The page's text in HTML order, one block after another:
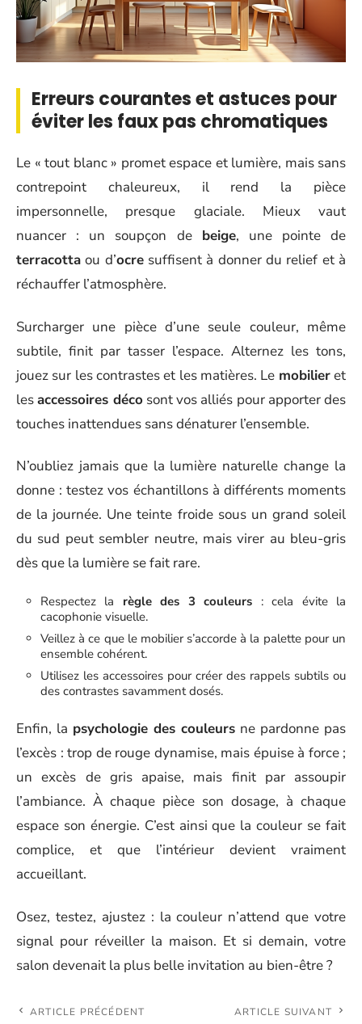
Erreurs courantes et astuces pour
éviter les faux pas chromatiques
Le « tout blanc » promet espace et lumière, mais sans
contrepoint chaleureux, il rend la pièce
impersonnelle, presque glaciale. Mieux vaut
nuancer : un soupçon de beige, une pointe de
terracotta ou d’ocresuffisent à donner du relief et à
réchauffer l’atmosphère.
Surcharger une pièce d’une seule couleur, même
subtile, finit par tasser l’espace. Alternez les tons,
jouez sur les contrastes et les matières. Le mobilieret
lesaccessoires déco sont vos alliés pour apporter des
touches inattendues sans dénaturer l’ensemble.
N’oubliez jamais que la lumière naturelle change la
donne : testez vos échantillons à différents moments
de la journée. Une teinte froide sous un grand soleil
du sud peut sembler neutre, mais virer au bleu-gris
dès que la lumière se fait rare.
Respectez la règle des 3 couleurs : cela évite la
cacophonie visuelle.
Veillez à ce que le mobilier s’accorde à la palette pour un
ensemble cohérent.
Utilisez les accessoires pour créer des rappels subtils ou
des contrastes savamment dosés.
Enfin, la psychologie des couleurs ne pardonne pas
l’excès : trop de rouge dynamise, mais épuise à force ;
un excès de gris apaise, mais finit par assoupir
l’ambiance. À chaque pièce son dosage, à chaque
espace son énergie. C’est ainsi que la couleur se fait
complice, et que l’intérieur devient vraiment
accueillant.
Osez, testez, ajustez : la couleur n’attend que votre
signal pour réveiller la maison. Et si demain, votre
salon devenait la plus belle invitation au bien-être ?
ARTICLE PRÉCÉDENT ARTICLE SUIVANT